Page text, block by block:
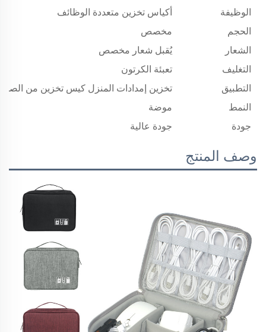
الوظيفة
أكياس تخزين متعددة الوظائف
الحجم
مخصص
الشعار
يُقبل شعار مخصص
التغليف
تعبئة الكرتون
التطبيق
تخزين إمدادات المنزل كيس تخزين من
النمط
موضة
جودة
جودة عالية
وصف المنتج